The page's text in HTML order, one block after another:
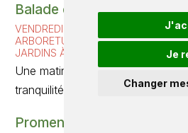
Je
Changer
Balade et jeux à
VENDREDI 27 MARS DE 9H15 À 11H
ARBORETUM - PARKING DU
JARDINS À ROUHLING
Une matinée à partager dans un
tranquilité.
Promenons-nous dans les